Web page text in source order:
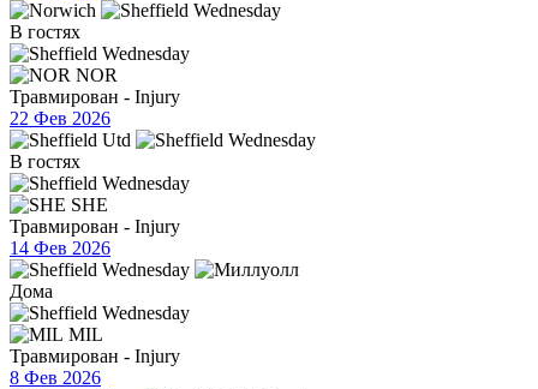
В гостях
NOR
Травмирован - Injury
22 Фев 2026
В гостях
SHE
Травмирован - Injury
14 Фев 2026
Дома
MIL
Травмирован - Injury
8 Фев 2026